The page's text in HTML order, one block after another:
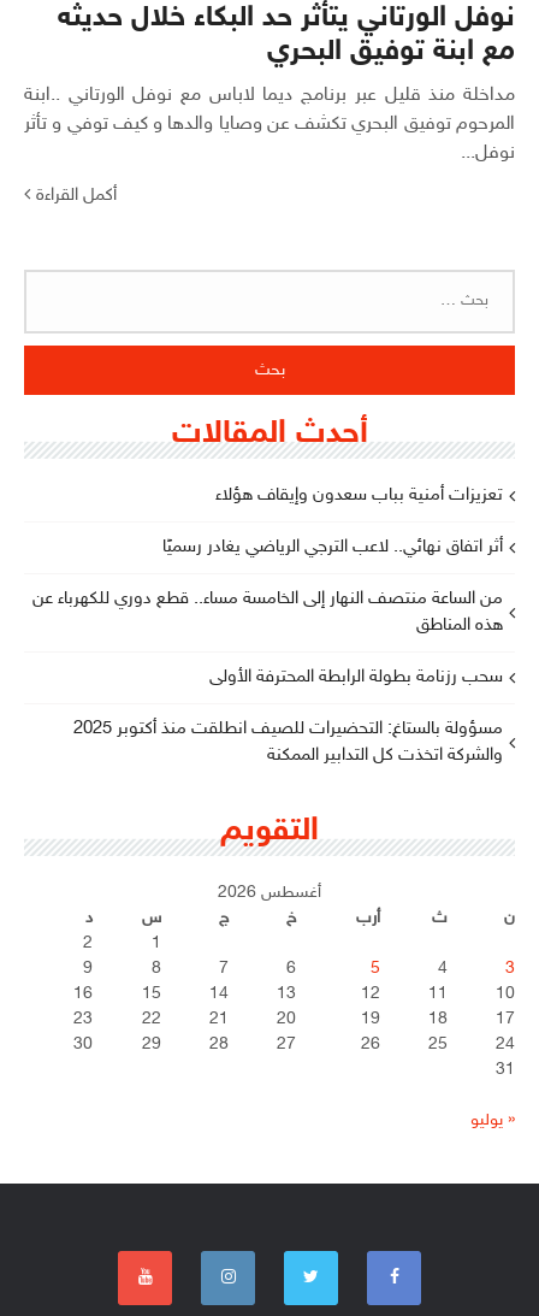
نوفل الورتاني يتأثر حد البكاء خلال حديثه
مع ابنة توفيق البحري
مداخلة منذ قليل عبر برنامج ديما لاباس مع نوفل الورتاني ..ابنة
المرحوم توفيق البحري تكشف عن وصايا والدها و كيف توفي و تأثر
نوفل...
أكمل القراءة
أحدث المقالات
تعزيزات أمنية بباب سعدون وإيقاف هؤلاء
أثر اتفاق نهائي.. لاعب الترجي الرياضي يغادر رسميًا
من الساعة منتصف النهار إلى الخامسة مساء.. قطع دوري للكهرباء عن
هذه المناطق
سحب رزنامة بطولة الرابطة المحترفة الأولى
مسؤولة بالستاغ: التحضيرات للصيف انطلقت منذ أكتوبر 2025
والشركة اتخذت كل التدابير الممكنة
التقويم
أغسطس 2026
ن
ث أرب خ ج س
د
1
2
3
4
5
6
7
8
9
10
11
12
13
14
15
16
17
18
19
20
21
22
23
24
25
26
27
28
29
30
31
« يوليو